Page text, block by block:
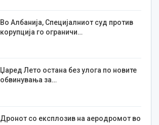
Во Албанија, Специјалниот суд против
корупција го ограничи…
Џаред Лето остана без улога по новите
обвинувања за…
Дронот со експлозив на аеродромот во